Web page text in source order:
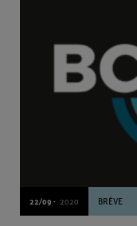
22/09 - 2020 BRÈVE